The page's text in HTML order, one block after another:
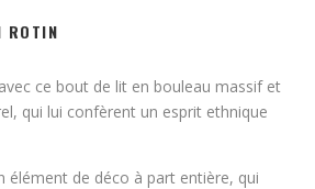
ROTIN
ce bout de lit en bouleau massif et
qui lui confèrent un esprit ethnique
élément de déco à part entière, qui